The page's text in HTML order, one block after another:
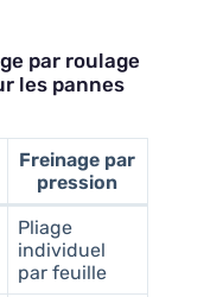
par roulage
les pannes
Freinage par
pression
Pliage
individuel
par feuille